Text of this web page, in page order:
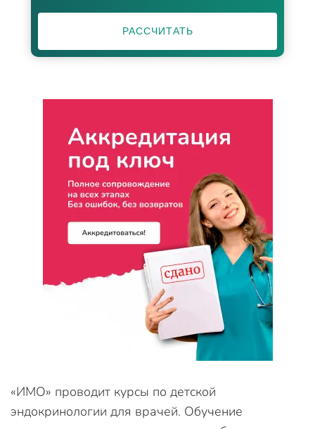
РАССЧИТАТЬ
«ИМО» проводит курсы по детской
эндокринологии для врачей. Обучение